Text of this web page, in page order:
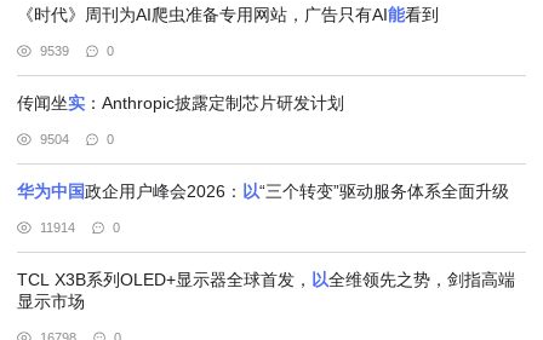
《时代》周刊为AI爬虫准备专用网站，广告只有AI能看到
9539 0
传闻坐实 ：Anthropic披露定制芯片研发计划
9504 0
华为中国政企用户峰会2026： 以“三个转变”驱动服务体系全面升级
11914 0
TCL X3B系列OLED+显示器全球首发， 以全维领先之势，剑指高端
显示市场